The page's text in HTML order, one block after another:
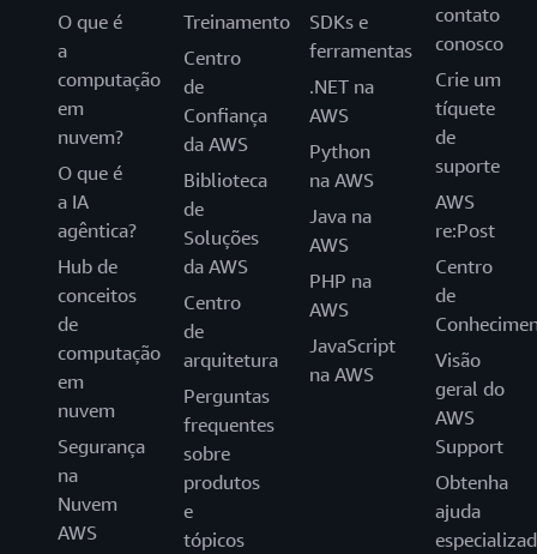
O que é
a
computação
em
nuvem?
O que é
a IA
agêntica?
Hub de
conceitos
de
computação
em
nuvem
Segurança
na
Nuvem
AWS
Treinamento
Centro
de
Confiança
da AWS
Biblioteca
de
Soluções
da AWS
Centro
de
arquitetura
Perguntas
frequentes
sobre
produtos
e
tópicos
SDKs e
ferramentas
.NET na
AWS
Python
na AWS
Java na
AWS
PHP na
AWS
JavaScript
na AWS
contato
conosco
Crie um
tíquete
de
suporte
AWS
re:Post
Centro
de
Visão
geral do
AWS
Support
Obtenha
ajuda